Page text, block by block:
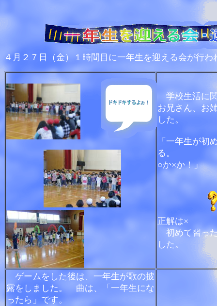
４月２７日（金）１時間目に一年生を迎える会が行わ
学校生活に
お兄さん、お
した。
「一年生が初
る。
○か×か！」
正解は×
初めて習っ
した。
ゲームをした後は、一年生が歌の披
露をしました。 曲は、「一年生にな
ったら」です。